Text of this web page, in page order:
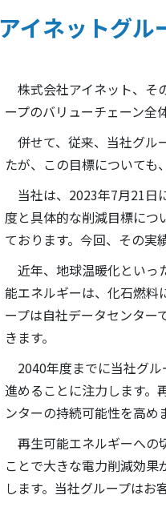
アイネットグル
株式会社アイネット、そ
ープのバリューチェーン全
併せて、従来、当社グル
たが、この目標についても
当社は、2023年7月21日
度と具体的な削減目標に
ております。今回、その実
近年、地球温暖化といっ
能エネルギーは、化石燃料
ープは自社データセンター
きます。
2040年度までに当社グル
進めることに注力します。
ンターの持続可能性を高め
再生可能エネルギーへの
ことで大きな電力削減効
します。当社グループはお